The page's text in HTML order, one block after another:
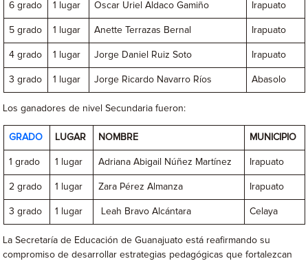
6 grado 1 lugar Oscar Uriel Aldaco Gamiño Irapuato
5 grado 1 lugar Anette Terrazas Bernal Irapuato
4 grado 1 lugar Jorge Daniel Ruiz Soto Irapuato
3 grado 1 lugar Jorge Ricardo Navarro Ríos Abasolo
Los ganadores de nivel Secundaria fueron:
GRADO LUGAR NOMBRE MUNICIPIO
1 grado 1 lugar Adriana Abigail Núñez Martínez Irapuato
2 grado 1 lugar Zara Pérez Almanza Irapuato
3 grado 1 lugar Leah Bravo Alcántara Celaya
La Secretaría de Educación de Guanajuato está reafirmando su
compromiso de desarrollar estrategias pedagógicas que fortalezcan